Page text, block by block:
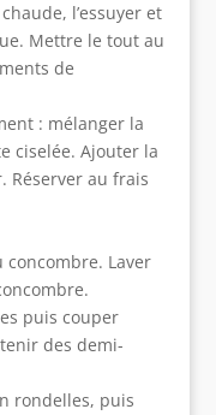
l’essuyer et
Mettre le tout au
de
: mélanger la
ciselée. Ajouter la
Réserver au frais
Laver
puis couper
des demi-
rondelles, puis